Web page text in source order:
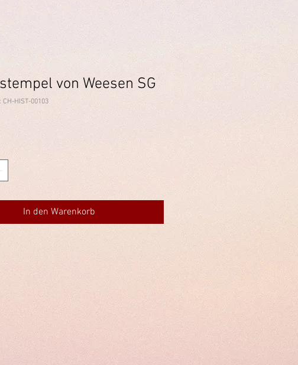
von Weesen SG
HIST-00103
In den Warenkorb